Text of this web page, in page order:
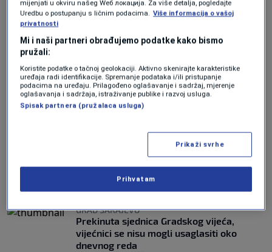
Sarajevo između ponosa i boli: Dan
VIJESTI|6. apr.|
Održana svečana sjednica Gradskog
vijeća Sarajeva, uručene Šestoaprilske
nagrade
VIJESTI|6. apr.| 0
AVDIĆ POSLAO JASNU PORUKU
Gradonačelnik Sarajeva za N1 o
fašističkim porukama na Dobrinji: Ne
6. apr. | 0
GRAD SARAJEVO
Prekinuta sjednica Gradskog vijeća,
vijećnici se nisu mogli usaglasiti oko
dnevnog reda
mijenjati u okviru našeg Wеб локација. Za više detalja, pogledajte
Uredbu o postupanju s ličnim podacima. Više informacija o vašoj
privatnosti
Mi i naši partneri obrađujemo podatke kako bismo
pružali:
Koristite podatke o tačnoj geolokaciji. Aktivno skenirajte karakteristike
uređaja radi identifikacije. Spremanje podataka i/ili pristupanje
podacima na uređaju. Prilagođeno oglašavanje i sadržaj, mjerenje
oglašavanja i sadržaja, istraživanje publike i razvoj usluga.
Spisak partnera (pružalaca usluga)
Prikaži svrhe
Prihvatam